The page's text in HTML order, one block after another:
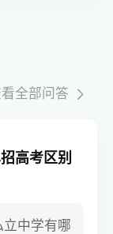
全部问答
高考区别
中学有哪